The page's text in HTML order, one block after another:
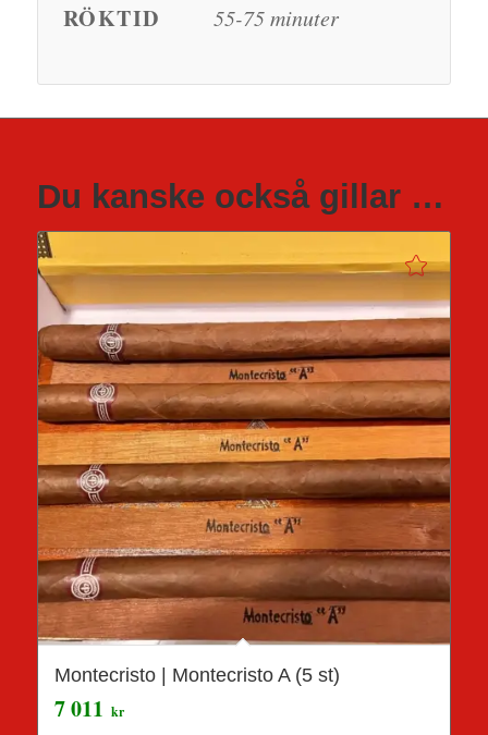
RÖKTID 55-75 minuter
Du kanske också gillar …
Montecristo | Montecristo A (5 st)
7 011 kr